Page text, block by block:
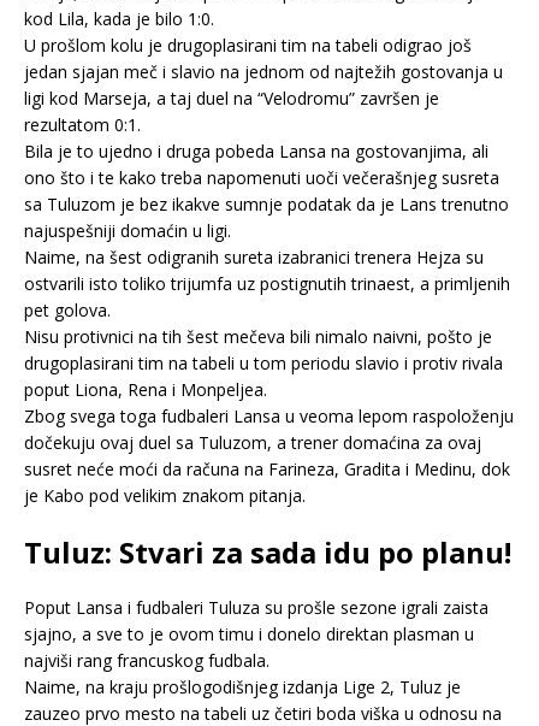
kod Lila, kada je bilo 1:0.
U prošlom kolu je drugoplasirani tim na tabeli odigrao još
jedan sjajan meč i slavio na jednom od najtežih gostovanja u
ligi kod Marseja, a taj duel na “Velodromu” završen je
rezultatom 0:1.
Bila je to ujedno i druga pobeda Lansa na gostovanjima, ali
ono što i te kako treba napomenuti uoči večerašnjeg susreta
sa Tuluzom je bez ikakve sumnje podatak da je Lans trenutno
najuspešniji domaćin u ligi.
Naime, na šest odigranih sureta izabranici trenera Hejza su
ostvarili isto toliko trijumfa uz postignutih trinaest, a primljenih
pet golova.
Nisu protivnici na tih šest mečeva bili nimalo naivni, pošto je
drugoplasirani tim na tabeli u tom periodu slavio i protiv rivala
poput Liona, Rena i Monpeljea.
Zbog svega toga fudbaleri Lansa u veoma lepom raspoloženju
dočekuju ovaj duel sa Tuluzom, a trener domaćina za ovaj
susret neće moći da računa na Farineza, Gradita i Medinu, dok
je Kabo pod velikim znakom pitanja.
Tuluz: Stvari za sada idu po planu!
Poput Lansa i fudbaleri Tuluza su prošle sezone igrali zaista
sjajno, a sve to je ovom timu i donelo direktan plasman u
najviši rang francuskog fudbala.
Naime, na kraju prošlogodišnjeg izdanja Lige 2, Tuluz je
zauzeo prvo mesto na tabeli uz četiri boda viška u odnosu na